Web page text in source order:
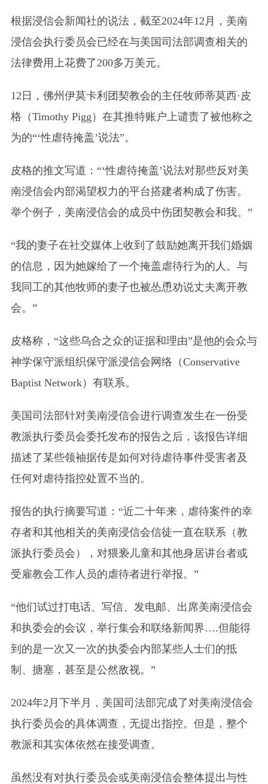
根据浸信会新闻社的说法，截至2024年12月，美南
浸信会执行委员会已经在与美国司法部调查相关的
法律费用上花费了200多万美元。
12日，佛州伊莫卡利团契教会的主任牧师蒂莫西·皮
格 （Timothy Pigg） 在其推特账户上谴责了被他称之
为的“‘性虐待掩盖’说法”。
皮格的推文写道：“‘性虐待掩盖’说法对那些反对美
南浸信会内部渴望权力的平台搭建者构成了伤害。
举个例子，美南浸信会的成员中伤团契教会和我。”
“我的妻子在社交媒体上收到了鼓励她离开我们婚姻
的信息，因为她嫁给了一个掩盖虐待行为的人。与
我同工的其他牧师的妻子也被怂恿劝说丈夫离开教
会。”
皮格称，“这些乌合之众的证据和理由”是他的会众与
神学保守派组织保守派浸信会网络 （Conservative
Baptist Network） 有联系。
美国司法部针对美南浸信会进行调查发生在一份受
教派执行委员会委托发布的报告之后，该报告详细
描述了某些领袖据传是如何对待虐待事件受害者及
任何对虐待指控处置不当的。
报告的执行摘要写道：“近二十年来，虐待案件的幸
存者和其他相关的美南浸信会信徒一直在联系（教
派执行委员会），对猥亵儿童和其他身居讲台者或
受雇教会工作人员的虐待者进行举报。”
“他们试过打电话、写信、发电邮、出席美南浸信会
和执委会的会议，举行集会和联络新闻界….但能得
到的是一次又一次的执委会内部某些人士们的抵
制、搪塞，甚至是公然敌视。”
2024年2月下半月，美国司法部完成了对美南浸信会
执行委员会的具体调查，无提出指控。但是，整个
教派和其实体依然在接受调查。
虽然没有对执行委员会或美南浸信会整体提出与性